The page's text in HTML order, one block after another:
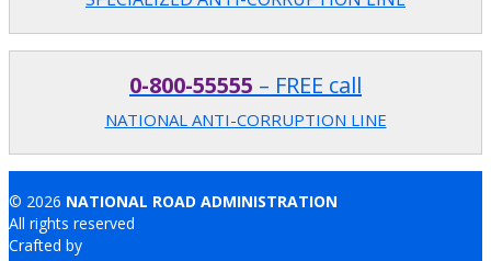
0-800-55555 – FREE call
NATIONAL ANTI-CORRUPTION LINE
© 2026 NATIONAL ROAD ADMINISTRATION
All rights reserved
Crafted by